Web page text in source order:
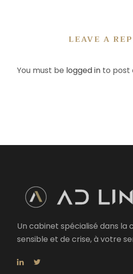
LEAVE A
You must be logged in to post
Un cabinet spécialisé dans la
sensible et de crise, à votre